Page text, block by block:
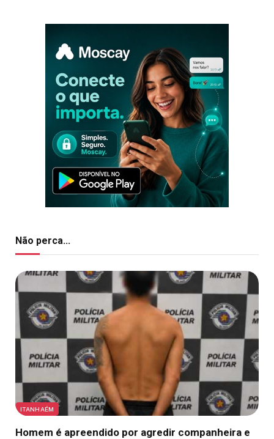
Não perca...
ITANHAÉM
Homem é apreendido por agredir companheira e